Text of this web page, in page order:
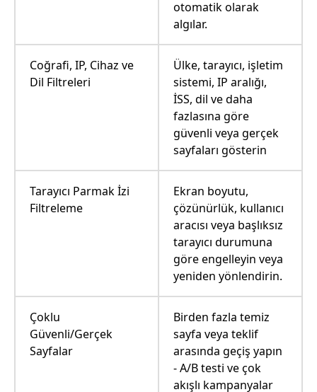
otomatik olarak
algılar.
Coğrafi, IP, Cihaz ve
Dil Filtreleri
Ülke, tarayıcı, işletim
sistemi, IP aralığı,
İSS, dil ve daha
fazlasına göre
güvenli veya gerçek
sayfaları gösterin
Tarayıcı Parmak İzi
Filtreleme
Ekran boyutu,
çözünürlük, kullanıcı
aracısı veya başlıksız
tarayıcı durumuna
göre engelleyin veya
yeniden yönlendirin.
Çoklu
Güvenli/Gerçek
Sayfalar
Birden fazla temiz
sayfa veya teklif
arasında geçiş yapın
- A/B testi ve çok
akışlı kampanyalar